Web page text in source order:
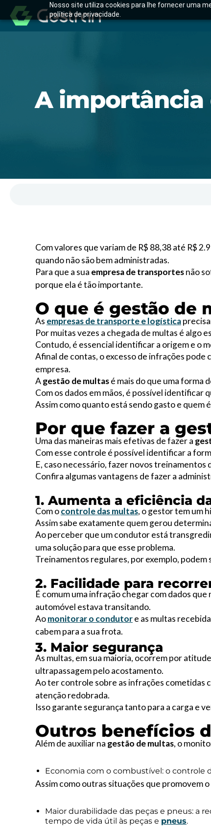
Nosso site utiliza cookies para lhe fornecer uma
política de privacidade.
A importância
Com valores que variam de R$ 88,38 até R$
quando não são bem administradas.
Para que a sua empresa de transportesnão
porque ela é tão importante.
O que é gestão de
As empresas de transporte e logística
Por muitas vezes a chegada de multas é algo
Contudo, é essencial identificar a origem e o
Afinal de contas, o excesso de infrações
empresa.
Agestão de multasé mais do que uma forma
Com os dados em mãos, é possível
Assim como quanto está sendo gasto e quem
Por que fazer a
Uma das maneiras mais efetivas de fazer a
Com esse controle é possível identificar a
E, caso necessário, fazer novos treinamentos
Confira algumas vantagens de fazer a
1. Aumenta a eficiência
Com ocontrole das multas, o gestor tem um
Assim sabe exatamente quem gerou
Ao perceber que um condutor está
uma solução para que esse problema.
Treinamentos regulares, por exemplo, podem
2. Facilidade para
É comum uma infração chegar com dados
automóvel estava transitando.
Aomonitorar o condutore as multas
cabem para a sua frota.
3. Maior segurança
As multas, em sua maioria, ocorrem por
ultrapassagem pelo acostamento.
Ao ter controle sobre as infrações cometidas
atenção redobrada.
Isso garante segurança tanto para a carga e
Outros benefícios
Além de auxiliar na gestão de multas, o
Economia com o combustível: o controle
Assim como outras situações que promovem
Maior durabilidade das peças e pneus: a
tempo de vida útil às peças e pneus.